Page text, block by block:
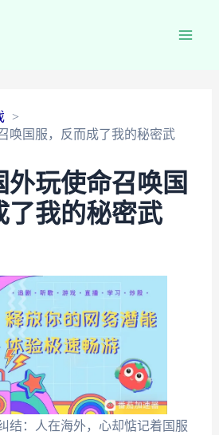
唤国服，反而成了我的秘密武
外玩使命召唤国
了我的秘密武
结：人在海外，心却惦记着国服